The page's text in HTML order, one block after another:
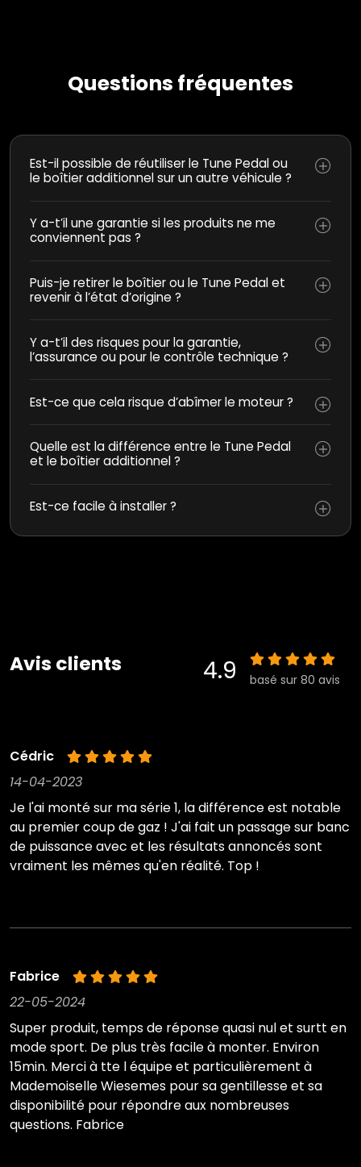
Questions fréquentes
Est-il possible de réutiliser le Tune Pedal ou
le boîtier additionnel sur un autre véhicule ?
Y a-t’il une garantie si les produits ne me
conviennent pas ?
Puis-je retirer le boîtier ou le Tune Pedal et
revenir à l’état d’origine ?
Y a-t’il des risques pour la garantie,
l’assurance ou pour le contrôle technique ?
Est-ce que cela risque d’abîmer le moteur ?
Quelle est la différence entre le Tune Pedal
et le boîtier additionnel ?
Est-ce facile à installer ?
Avis clients 4.9 basé sur 80 avis
Cédric
14-04-2023
Je l'ai monté sur ma série 1, la différence est notable
au premier coup de gaz ! J'ai fait un passage sur banc
de puissance avec et les résultats annoncés sont
vraiment les mêmes qu'en réalité. Top !
Fabrice
22-05-2024
Super produit, temps de réponse quasi nul et surtt en
mode sport. De plus très facile à monter. Environ
15min. Merci à tte l équipe et particulièrement à
Mademoiselle Wiesemes pour sa gentillesse et sa
disponibilité pour répondre aux nombreuses
questions. Fabrice